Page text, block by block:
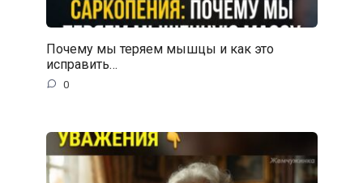
Почему мы теряем мышцы и как это
исправить…
0